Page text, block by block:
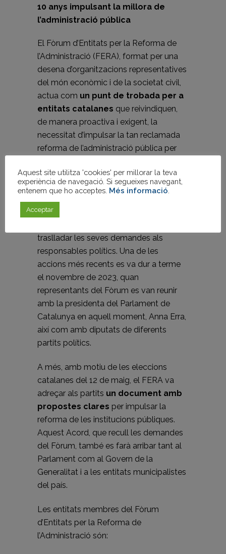
10 anys impulsant la millora de
l’administració pública
El Fòrum d’Entitats per la Reforma de
l’Administració (FERA), format per una
desena d’organitzacions representatives
del món econòmic i de la societat civil,
actua com un punt de trobada per a
entitats catalanes que reivindiquen,
de manera proactiva i exigent, la
necessitat d’impulsar la tan reclamada
reforma de l’administració pública per
econòmics.
FERA ha estat
traslladar les seves demandes als
responsables polítics. Una de les
accions més recents es va dur a terme
el novembre de 2023, quan
representants del Fòrum es van reunir
amb la presidenta del Parlament de
Catalunya en aquell moment, Anna Erra,
així com amb diputats de diferents
partits polítics.
A més, amb motiu de les eleccions
catalanes del 12 de maig, el FERA va
adreçar als partits un document amb
propostes clares per impulsar la
reforma de les institucions públiques.
Aquest Acord, que recull les demandes
del Fòrum, també es farà arribar tant al
Parlament com al Govern de la
Generalitat i a les entitats municipalistes
del país.
Les entitats membres del Fòrum
d’Entitats per la Reforma de
l’Administració són:
Aquest site utilitza 'cookies' per millorar la teva
experiència de navegació. Si segueixes navegant,
entenem que ho acceptes. Més informació
Acceptar